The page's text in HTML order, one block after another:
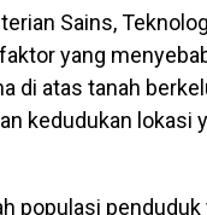
Sains,
yang
di atas tanah
kedudukan lokasi
populasi penduduk